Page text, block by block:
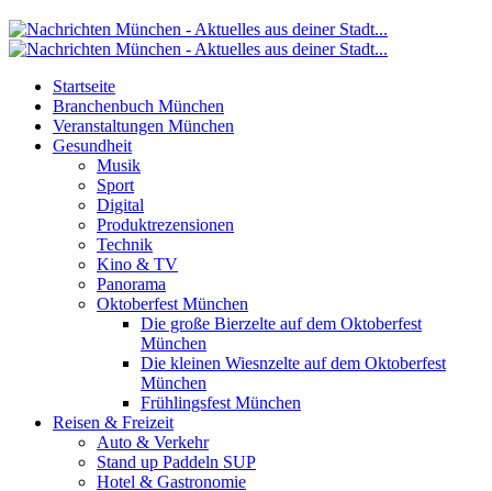
Startseite
Branchenbuch München
Veranstaltungen München
Gesundheit
Musik
Sport
Digital
Produktrezensionen
Technik
Kino & TV
Panorama
Oktoberfest München
Die große Bierzelte auf dem Oktoberfest
München
Die kleinen Wiesnzelte auf dem Oktoberfest
München
Frühlingsfest München
Reisen & Freizeit
Auto & Verkehr
Stand up Paddeln SUP
Hotel & Gastronomie